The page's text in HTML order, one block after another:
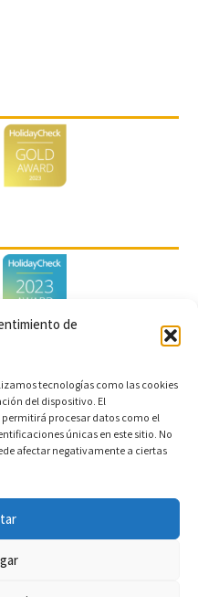
de
tecnologías como las cookies
del dispositivo. El
procesar datos como el
únicas en este sitio. No
afectar negativamente a ciertas
Transparencia
de cookies (UE)
web y motor de reservas